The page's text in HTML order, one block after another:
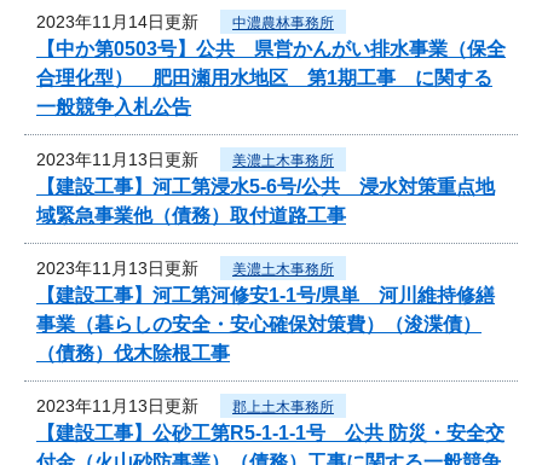
2023年11月14日更新 中濃農林事務所
【中か第0503号】公共 県営かんがい排水事業（保全
合理化型） 肥田瀬用水地区 第1期工事 に関する
一般競争入札公告
2023年11月13日更新 美濃土木事務所
【建設工事】河工第浸水5-6号/公共 浸水対策重点地
域緊急事業他（債務）取付道路工事
2023年11月13日更新 美濃土木事務所
【建設工事】河工第河修安1-1号/県単 河川維持修繕
事業（暮らしの安全・安心確保対策費）（浚渫債）
（債務）伐木除根工事
2023年11月13日更新 郡上土木事務所
【建設工事】公砂工第R5-1-1-1号 公共 防災・安全交